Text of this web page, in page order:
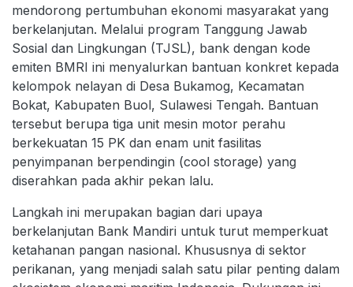
mendorong pertumbuhan ekonomi masyarakat yang
berkelanjutan. Melalui program Tanggung Jawab
Sosial dan Lingkungan (TJSL), bank dengan kode
emiten BMRI ini menyalurkan bantuan konkret kepada
kelompok nelayan di Desa Bukamog, Kecamatan
Bokat, Kabupaten Buol, Sulawesi Tengah. Bantuan
tersebut berupa tiga unit mesin motor perahu
berkekuatan 15 PK dan enam unit fasilitas
penyimpanan berpendingin (cool storage) yang
diserahkan pada akhir pekan lalu.
Langkah ini merupakan bagian dari upaya
berkelanjutan Bank Mandiri untuk turut memperkuat
ketahanan pangan nasional. Khususnya di sektor
perikanan, yang menjadi salah satu pilar penting dalam